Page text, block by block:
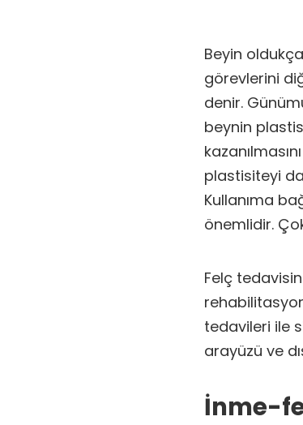
Beyin
görevlerini
denir.
beynin
plastisiteyi
Kullanıma
önemlidir.
Felç
tedavileri ile
arayüzü ve
İnme-